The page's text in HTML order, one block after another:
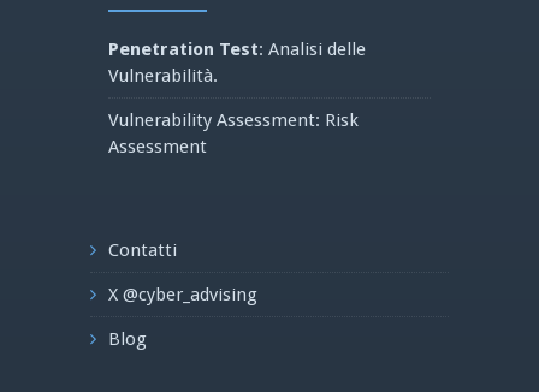
Penetration Test: Analisi delle
Vulnerabilità.
Vulnerability Assessment: Risk
Assessment
Contatti
X @cyber_advising
Blog